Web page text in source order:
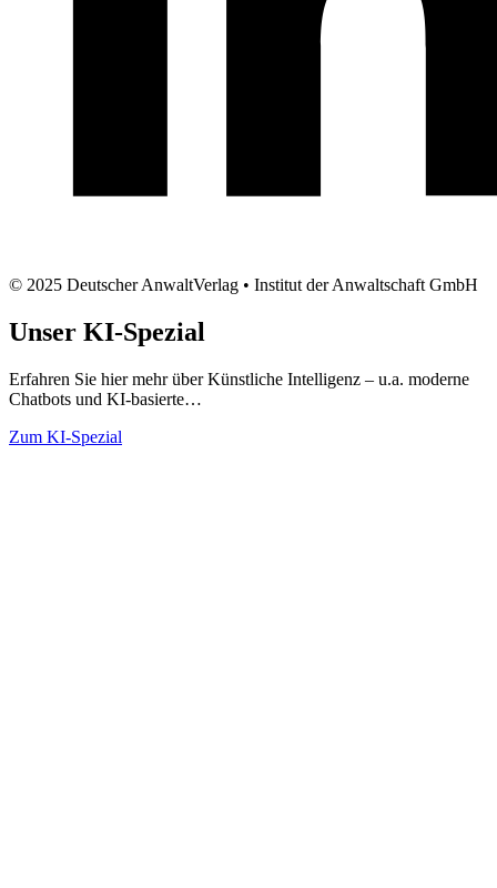
© 2025 Deutscher AnwaltVerlag • Institut der Anwaltschaft GmbH
Unser KI-Spezial
Erfahren Sie hier mehr über Künstliche Intelligenz – u.a. moderne
Chatbots und KI-basierte…
Zum KI-Spezial